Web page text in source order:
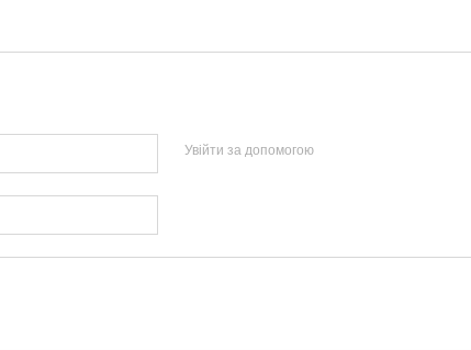
Увійти за допомогою